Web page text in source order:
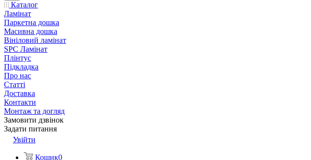
Каталог
Ламінат
Паркетна дошка
Масивна дошка
Вініловий ламінат
SPC Ламінат
Плінтус
Підкладка
Про нас
Статті
Доставка
Контакти
Монтаж та догляд
Замовити дзвінок
Задати питання
Увійти
Кошик0